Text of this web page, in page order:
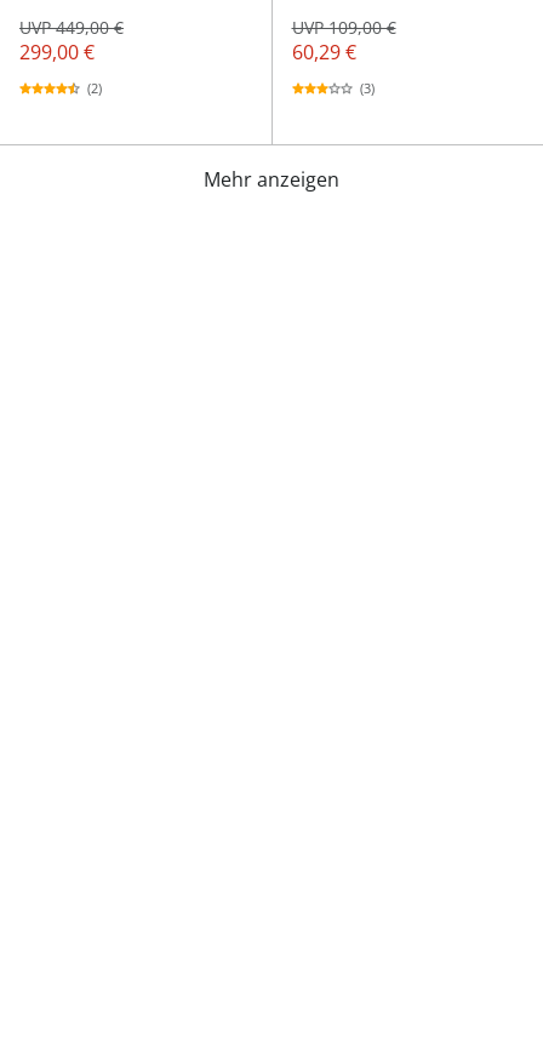
299,00 €
UVP 449,00 €
(2)
60,29 €
UVP 109,00 €
(3)
Mehr anzeigen